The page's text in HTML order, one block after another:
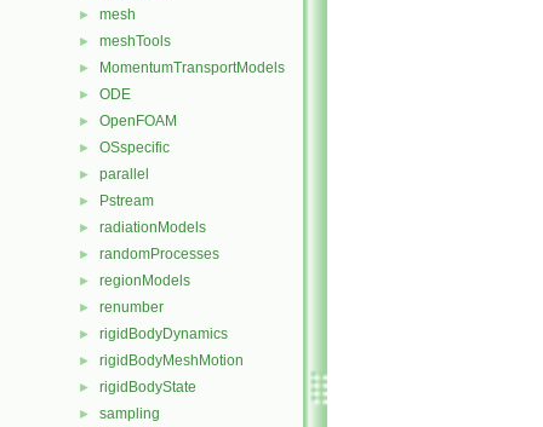
► mesh
► meshTools
► MomentumTransportModels
► ODE
► OpenFOAM
► OSspecific
► parallel
► Pstream
► radiationModels
► randomProcesses
► regionModels
► renumber
► rigidBodyDynamics
► rigidBodyMeshMotion
► rigidBodyState
► sampling